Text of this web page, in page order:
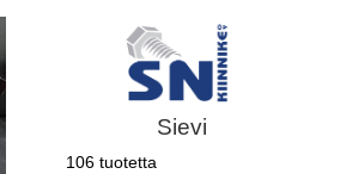
Sievi
106 tuotetta